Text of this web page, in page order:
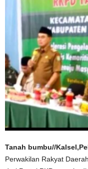
Tanah bumbu//
Perwakilan Rakyat